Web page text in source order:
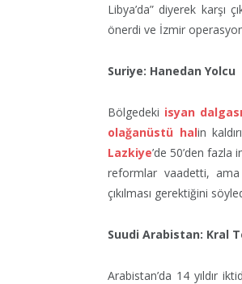
Libya’da” diyerek karşı
önerdi ve İzmir
Suriye: Hanedan Yolcu
Bölgedeki isyan dalgası
olağanüstü halin
Lazkiye’de 50’den
reformlar vaadetti,
çıkılması gerektiğini
Suudi Arabistan: Kral
Arabistan’da 14 yıldır